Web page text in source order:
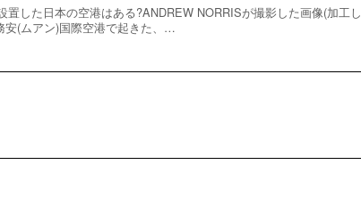
置した日本の空港はある?ANDREW NORRISが撮影した画像(加工し
安(ムアン)国際空港で起きた、…